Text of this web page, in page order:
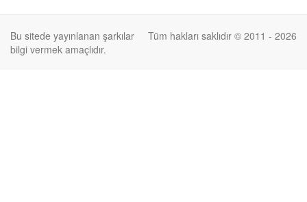
Tüm hakları saklıdır © 2011 - 2026
Bu sitede yayınlanan şarkılar
bilgi vermek amaçlıdır.